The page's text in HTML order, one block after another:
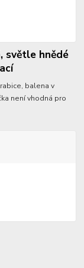
světle hnědé
balena v
není vhodná pro